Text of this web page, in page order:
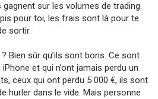
gagnent sur les volumes de trading.
pour toi, les frais sont là pour te
sortir.
Bien sûr qu’ils sont bons. Ce sont
et qui n’ont jamais perdu un
ceux qui ont perdu 5 000 €, ils sont
hurler dans le vide. Mais personne